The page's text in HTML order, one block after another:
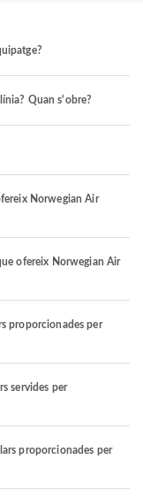
Quan s'obre?
Norwegian Air
ofereix Norwegian Air
proporcionades per
servides per
proporcionades per